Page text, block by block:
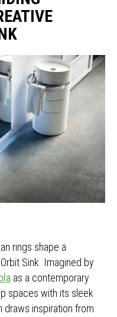
rings shape a
Sink. Imagined by
as a contemporary
spaces with its sleek
draws inspiration from